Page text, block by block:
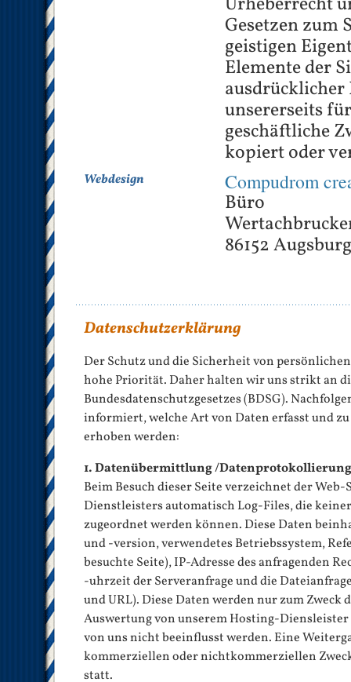
Gesetzen zum
geistigen
Elemente der
unsererseits
geschäftliche
kopiert oder
Webdesign Compudrom
Büro
86152 Augsburg
Datenschutzerklärung
Der Schutz und die Sicherheit von
hohe Priorität. Daher halten wir uns strikt an
Bundesdatenschutzgesetzes (BDSG).
informiert, welche Art von Daten erfasst und zu
erhoben werden:
1. Datenübermittlung /Datenprotokollierung
Beim Besuch dieser Seite verzeichnet der
Dienstleisters automatisch Log-Files, die
zugeordnet werden können. Diese Daten
und -version, verwendetes Betriebssystem,
besuchte Seite), IP-Adresse des anfragenden
-uhrzeit der Serveranfrage und die
und URL). Diese Daten werden nur zum Zweck
Auswertung von unserem Hosting-
von uns nicht beeinflusst werden. Eine
kommerziellen oder nichtkommerziellen
statt.